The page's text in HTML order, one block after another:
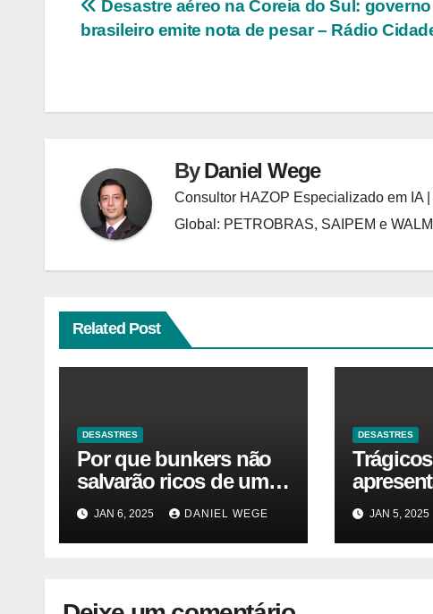
Navegação
Desastre aéreo na Coreia do Sul: governo
brasileiro emite nota de pesar – Rádio
ByDaniel Wege
Consultor HAZOP Especializado em IA
Global: PETROBRAS, SAIPEM e
Related Post
DESASTRES
Por que bunkers não
salvarão ricos de um
desastre nuclear
JAN 6, 2025 DANIEL WEGE
DESASTRES
JAN 5, 2025